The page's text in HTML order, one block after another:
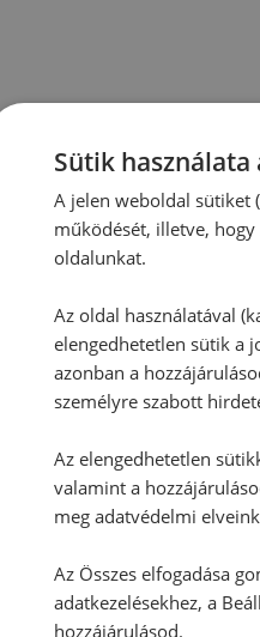
Sütik
A jelen weboldal sütiket
működését, illetve,
oldalunkat.
Az oldal használatával
elengedhetetlen sütik a
azonban a
személyre szabott
Az elengedhetetlen
valamint a
meg adatvédelmi
Az Összes elfogadása
adatkezelésekhez, a
hozzájárulásod.